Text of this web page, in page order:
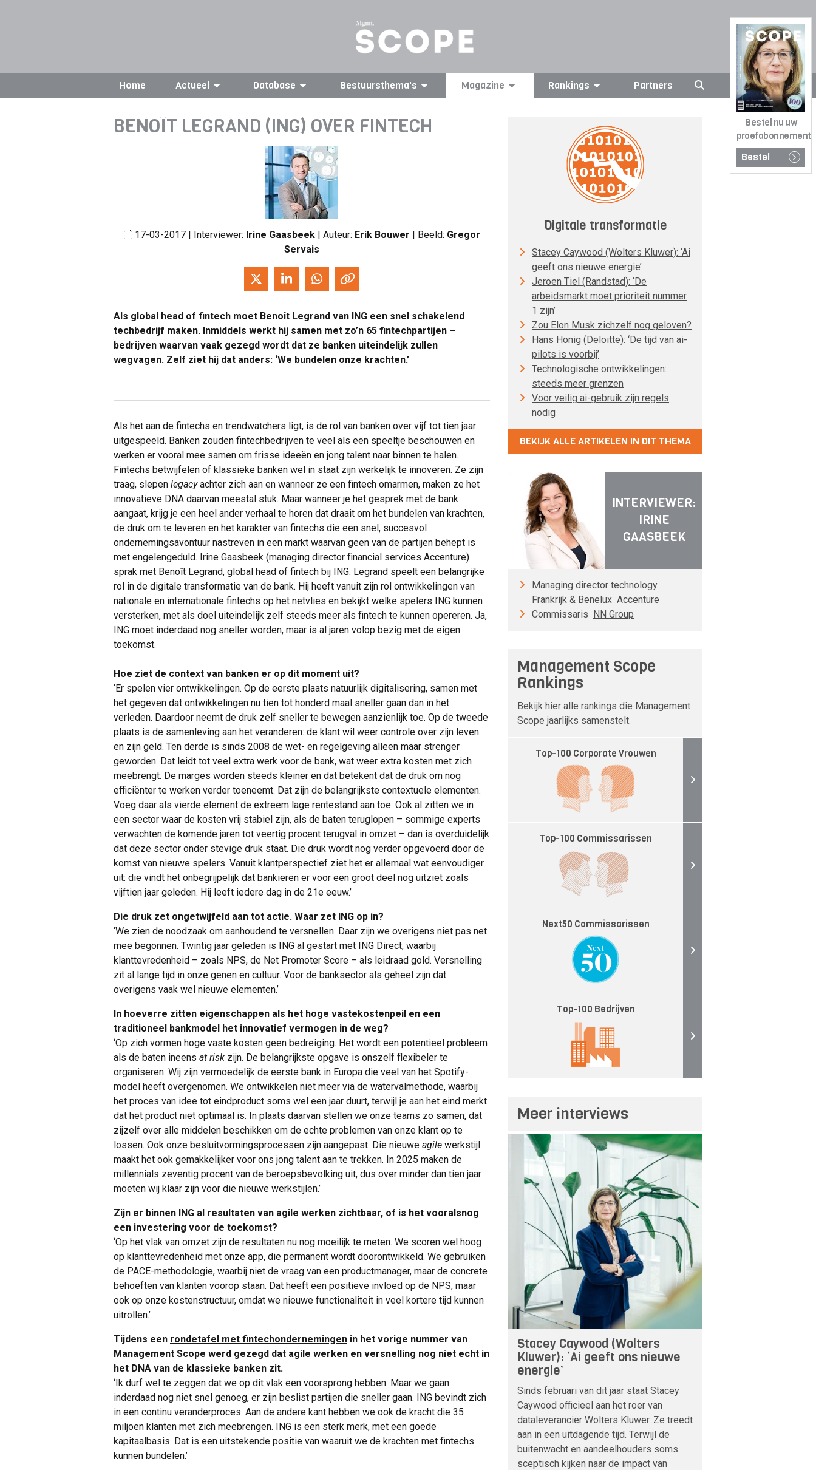
Bestel nu uw
proefabonnement
Bestel
Home Actueel Database Bestuursthema's Magazine Rankings Partners
BENOÎT LEGRAND (ING) OVER FINTECH
17-03-2017 | Interviewer: Irine Gaasbeek | Auteur: Erik Bouwer | Beeld: Gregor
Servais
Als global head of fintech moet Benoît Legrand van ING een snel schakelend
techbedrijf maken. Inmiddels werkt hij samen met zo’n 65 fintechpartijen –
bedrijven waarvan vaak gezegd wordt dat ze banken uiteindelijk zullen
wegvagen. Zelf ziet hij dat anders: ‘We bundelen onze krachten.’
Als het aan de fintechs en trendwatchers ligt, is de rol van banken over vijf tot tien jaar
uitgespeeld. Banken zouden fintechbedrijven te veel als een speeltje beschouwen en
werken er vooral mee samen om frisse ideeën en jong talent naar binnen te halen.
Fintechs betwijfelen of klassieke banken wel in staat zijn werkelijk te innoveren. Ze zijn
traag, slepen legacyachter zich aan en wanneer ze een fintech omarmen, maken ze het
innovatieve DNA daarvan meestal stuk. Maar wanneer je het gesprek met de bank
aangaat, krijg je een heel ander verhaal te horen dat draait om het bundelen van krachten,
de druk om te leveren en het karakter van fintechs die een snel, succesvol
ondernemingsavontuur nastreven in een markt waarvan geen van de partijen behept is
met engelengeduld. Irine Gaasbeek (managing director financial services Accenture)
sprak met Benoît Legrand, global head of fintech bij ING. Legrand speelt een belangrijke
rol in de digitale transformatie van de bank. Hij heeft vanuit zijn rol ontwikkelingen van
nationale en internationale fintechs op het netvlies en bekijkt welke spelers ING kunnen
versterken, met als doel uiteindelijk zelf steeds meer als fintech te kunnen opereren. Ja,
ING moet inderdaad nog sneller worden, maar is al jaren volop bezig met de eigen
toekomst.
Hoe ziet de context van banken er op dit moment uit?
‘Er spelen vier ontwikkelingen. Op de eerste plaats natuurlijk digitalisering, samen met
het gegeven dat ontwikkelingen nu tien tot honderd maal sneller gaan dan in het
verleden. Daardoor neemt de druk zelf sneller te bewegen aanzienlijk toe. Op de tweede
plaats is de samenleving aan het veranderen: de klant wil weer controle over zijn leven
en zijn geld. Ten derde is sinds 2008 de wet- en regelgeving alleen maar strenger
geworden. Dat leidt tot veel extra werk voor de bank, wat weer extra kosten met zich
meebrengt. De marges worden steeds kleiner en dat betekent dat de druk om nog
efficiënter te werken verder toeneemt. Dat zijn de belangrijkste contextuele elementen.
Voeg daar als vierde element de extreem lage rentestand aan toe. Ook al zitten we in
een sector waar de kosten vrij stabiel zijn, als de baten teruglopen – sommige experts
verwachten de komende jaren tot veertig procent terugval in omzet – dan is overduidelijk
dat deze sector onder stevige druk staat. Die druk wordt nog verder opgevoerd door de
komst van nieuwe spelers. Vanuit klantperspectief ziet het er allemaal wat eenvoudiger
uit: die vindt het onbegrijpelijk dat bankieren er voor een groot deel nog uitziet zoals
vijftien jaar geleden. Hij leeft iedere dag in de 21e eeuw.’
Die druk zet ongetwijfeld aan tot actie. Waar zet ING op in?
‘We zien de noodzaak om aanhoudend te versnellen. Daar zijn we overigens niet pas net
mee begonnen. Twintig jaar geleden is ING al gestart met ING Direct, waarbij
klanttevredenheid – zoals NPS, de Net Promoter Score – als leidraad gold. Versnelling
zit al lange tijd in onze genen en cultuur. Voor de banksector als geheel zijn dat
overigens vaak wel nieuwe elementen.’
In hoeverre zitten eigenschappen als het hoge vastekostenpeil en een
traditioneel bankmodel het innovatief vermogen in de weg?
‘Op zich vormen hoge vaste kosten geen bedreiging. Het wordt een potentieel probleem
als de baten ineens at risk zijn. De belangrijkste opgave is onszelf flexibeler te
organiseren. Wij zijn vermoedelijk de eerste bank in Europa die veel van het Spotify-
model heeft overgenomen. We ontwikkelen niet meer via de watervalmethode, waarbij
het proces van idee tot eindproduct soms wel een jaar duurt, terwijl je aan het eind merkt
dat het product niet optimaal is. In plaats daarvan stellen we onze teams zo samen, dat
zijzelf over alle middelen beschikken om de echte problemen van onze klant op te
lossen. Ook onze besluitvormingsprocessen zijn aangepast. Die nieuwe agile werkstijl
maakt het ook gemakkelijker voor ons jong talent aan te trekken. In 2025 maken de
millennials zeventig procent van de beroepsbevolking uit, dus over minder dan tien jaar
moeten wij klaar zijn voor die nieuwe werkstijlen.’
Zijn er binnen ING al resultaten van agile werken zichtbaar, of is het vooralsnog
een investering voor de toekomst?
‘Op het vlak van omzet zijn de resultaten nu nog moeilijk te meten. We scoren wel hoog
op klanttevredenheid met onze app, die permanent wordt doorontwikkeld. We gebruiken
de PACE-methodologie, waarbij niet de vraag van een productmanager, maar de concrete
behoeften van klanten voorop staan. Dat heeft een positieve invloed op de NPS, maar
ook op onze kostenstructuur, omdat we nieuwe functionaliteit in veel kortere tijd kunnen
uitrollen.’
Tijdens een rondetafel met fintechondernemingen in het vorige nummer van
Management Scope werd gezegd dat agile werken en versnelling nog niet echt in
het DNA van de klassieke banken zit.
‘Ik durf wel te zeggen dat we op dit vlak een voorsprong hebben. Maar we gaan
inderdaad nog niet snel genoeg, er zijn beslist partijen die sneller gaan. ING bevindt zich
in een continu veranderproces. Aan de andere kant hebben we ook de kracht die 35
miljoen klanten met zich meebrengen. ING is een sterk merk, met een goede
kapitaalbasis. Dat is een uitstekende positie van waaruit we de krachten met fintechs
kunnen bundelen.’
Digitale transformatie
Stacey Caywood (Wolters Kluwer): ‘Ai
geeft ons nieuwe energie’
Jeroen Tiel (Randstad): ‘De
arbeidsmarkt moet prioriteit nummer
1 zijn’
Zou Elon Musk zichzelf nog geloven?
Hans Honig (Deloitte): ‘De tijd van ai-
pilots is voorbij’
Technologische ontwikkelingen:
steeds meer grenzen
Voor veilig ai-gebruik zijn regels
nodig
BEKIJK ALLE ARTIKELEN IN DIT THEMA
INTERVIEWER:
IRINE
GAASBEEK
Managing director technology
Frankrijk & Benelux Accenture
Commissaris NN Group
Management Scope
Rankings
Bekijk hier alle rankings die Management
Scope jaarlijks samenstelt.
Top-100 Corporate Vrouwen
Top-100 Commissarissen
Next50 Commissarissen
Top-100 Bedrijven
Meer interviews
Stacey Caywood (Wolters
Kluwer): ‘Ai geeft ons nieuwe
energie’
Sinds februari van dit jaar staat Stacey
Caywood officieel aan het roer van
dataleverancier Wolters Kluwer. Ze treedt
aan in een uitdagende tijd. Terwijl de
buitenwacht en aandeelhouders soms
sceptisch kijken naar de impact van